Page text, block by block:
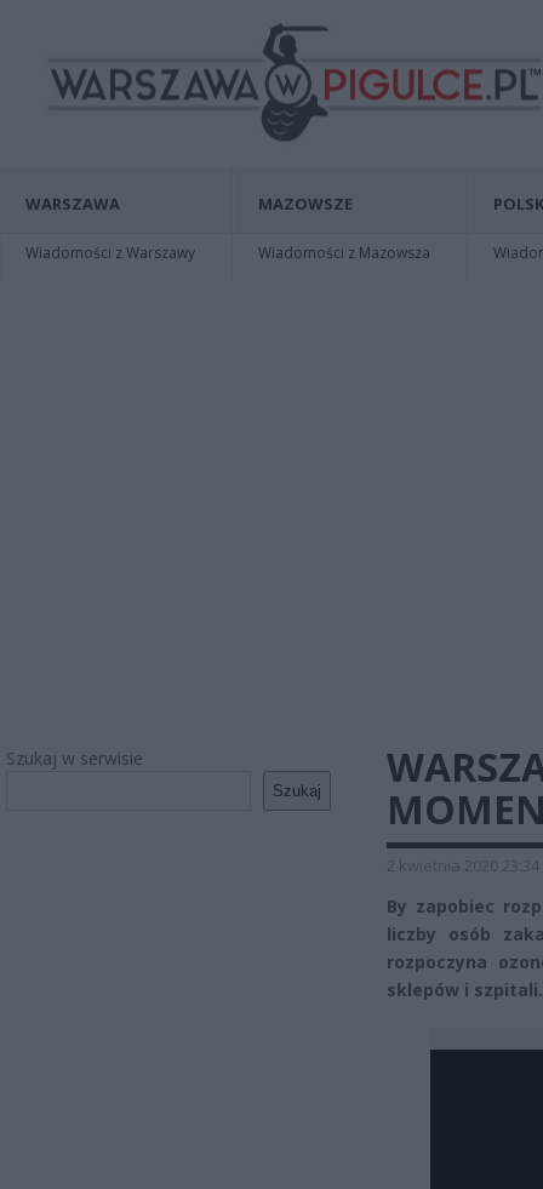
WARSZAWA
Wiadomości z Warszawy
MAZOWSZE
Wiadomości z Mazowsza
Szukaj w serwisie
Szukaj
2 kwietnia 2020 23:34
By zapobiec
liczby osób
rozpoczyna
sklepów i szpitali.